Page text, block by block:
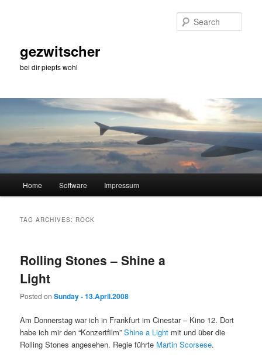
gezwitscher
bei dir piepts wohl
Home Software Impressum
TAG ARCHIVES: ROCK
Rolling Stones – Shine a
Light
Posted onSunday - 13.April.2008
Am Donnerstag war ich in Frankfurt im Cinestar – Kino 12. Dort
habe ich mir den “Konzertfilm”Shine a Light mit und über die
Rolling Stones angesehen. Regie führte Martin Scorsese.